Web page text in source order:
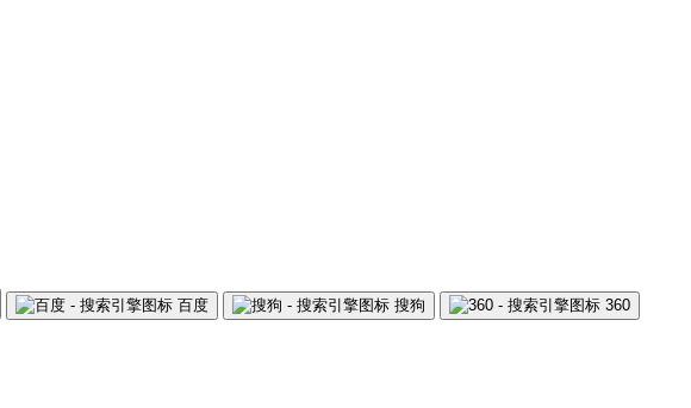
百度 搜狗
360